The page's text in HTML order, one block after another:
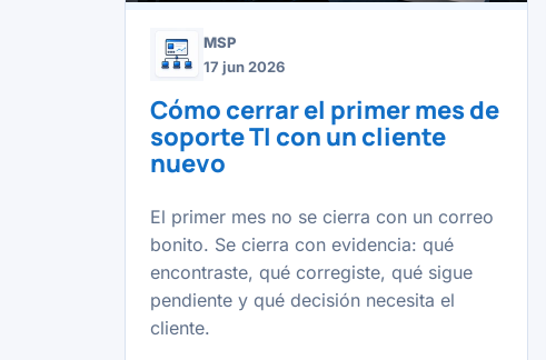
MSP
17 jun 2026
Cómo cerrar el primer mes de
soporte TI con un cliente
nuevo
El primer mes no se cierra con un correo
bonito. Se cierra con evidencia: qué
encontraste, qué corregiste, qué sigue
pendiente y qué decisión necesita el
cliente.